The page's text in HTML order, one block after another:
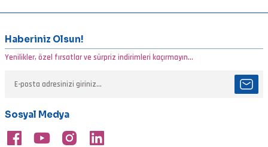
Ürün resmi kalitesiz, bozuk veya görüntülenemiyor.
Ürün açıklamasında eksik bilgiler bulunuyor.
Ürün fiyatı diğer sitelerden daha pahalı.
Bu ürüne benzer farklı alternatifler olmalı.
Haberiniz Olsun!
Yenilikler, özel fırsatlar ve sürpriz indirimleri kaçırmayın...
Sosyal Medya